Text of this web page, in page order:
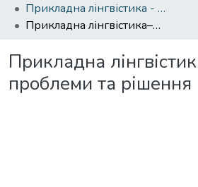
Прикладна лінгвістика - 2024: проблеми та рішення
Прикладна лінгвістика–2024: проблеми та рішення
Прикладна
проблеми та рішення